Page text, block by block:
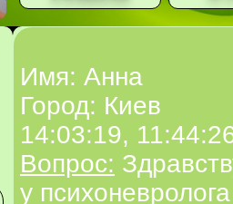
Имя: Анна
Город: Киев
14:03:19,
Вопрос:
у